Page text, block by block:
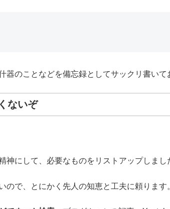
器のことなどを備忘録としてサックリ書いて
ないぞ
神にして、必要なものをリストアップしまし
で、とにかく先人の知恵と工夫に頼ります